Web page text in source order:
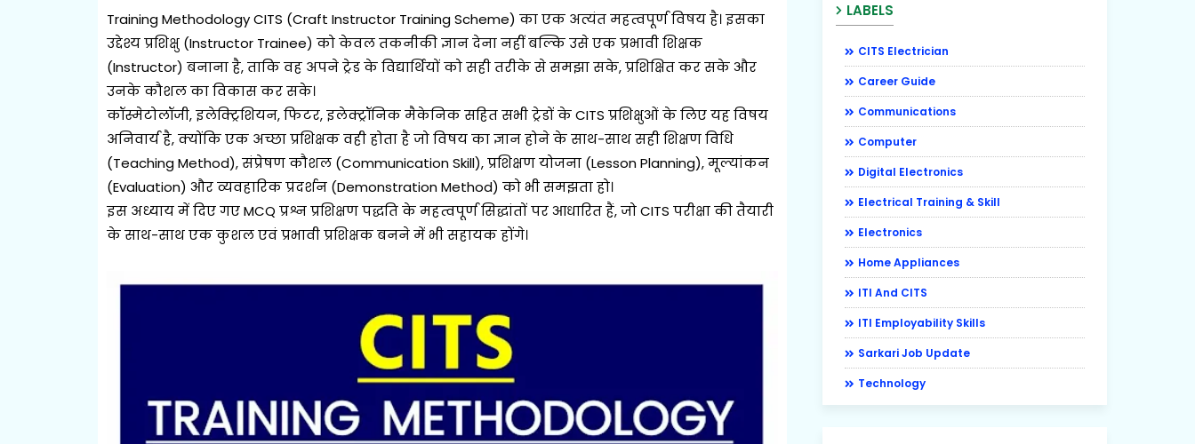
Training Methodology CITS (Craft Instructor Training Scheme) का एक अत्यंत महत्वपूर्ण विषय है। इसका
उद्देश्य प्रशिक्षु (Instructor Trainee) को केवल तकनीकी ज्ञान देना नहीं बल्कि उसे एक प्रभावी शिक्षक
(Instructor) बनाना है, ताकि वह अपने ट्रेड के विद्यार्थियों को सही तरीके से समझा सके, प्रशिक्षित कर सके और
उनके कौशल का विकास कर सके।
कॉस्मेटोलॉजी, इलेक्ट्रिशियन, फिटर, इलेक्ट्रॉनिक मैकेनिक सहित सभी ट्रेडों के CITS प्रशिक्षुओं के लिए यह विषय
अनिवार्य है, क्योंकि एक अच्छा प्रशिक्षक वही होता है जो विषय का ज्ञान होने के साथ-साथ सही शिक्षण विधि
(Teaching Method), संप्रेषण कौशल (Communication Skill), प्रशिक्षण योजना (Lesson Planning), मूल्यांकन
(Evaluation) और व्यवहारिक प्रदर्शन (Demonstration Method) को भी समझता हो।
इस अध्याय में दिए गए MCQ प्रश्न प्रशिक्षण पद्धति के महत्वपूर्ण सिद्धांतों पर आधारित हैं, जो CITS परीक्षा की तैयारी
के साथ-साथ एक कुशल एवं प्रभावी प्रशिक्षक बनने में भी सहायक होंगे।
LABELS
CITS Electrician
Career Guide
Communications
Computer
Digital Electronics
Electrical Training & Skill
Electronics
Home Appliances
ITI And CITS
ITI Employability Skills
Sarkari Job Update
Technology